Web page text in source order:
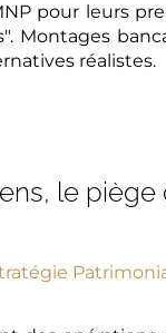
pour leurs
Montages
réalistes.
le piège